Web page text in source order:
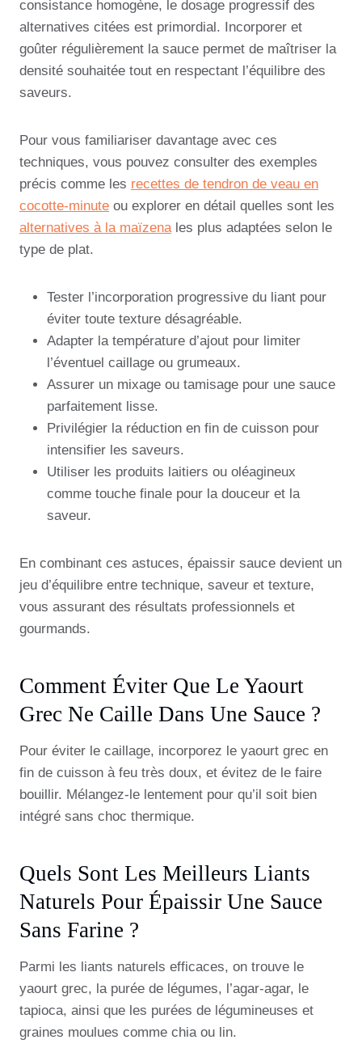
consistance homogène, le dosage progressif des
alternatives citées est primordial. Incorporer et
goûter régulièrement la sauce permet de maîtriser la
densité souhaitée tout en respectant l’équilibre des
saveurs.
Pour vous familiariser davantage avec ces
techniques, vous pouvez consulter des exemples
précis comme les recettes de tendron de veau en
cocotte-minute ou explorer en détail quelles sont les
alternatives à la maïzenales plus adaptées selon le
type de plat.
Tester l’incorporation progressive du liant pour
éviter toute texture désagréable.
Adapter la température d’ajout pour limiter
l’éventuel caillage ou grumeaux.
Assurer un mixage ou tamisage pour une sauce
parfaitement lisse.
Privilégier la réduction en fin de cuisson pour
intensifier les saveurs.
Utiliser les produits laitiers ou oléagineux
comme touche finale pour la douceur et la
saveur.
En combinant ces astuces, épaissir sauce devient un
jeu d’équilibre entre technique, saveur et texture,
vous assurant des résultats professionnels et
gourmands.
Comment Éviter Que Le Yaourt
Grec Ne Caille Dans Une Sauce ?
Pour éviter le caillage, incorporez le yaourt grec en
fin de cuisson à feu très doux, et évitez de le faire
bouillir. Mélangez-le lentement pour qu’il soit bien
intégré sans choc thermique.
Quels Sont Les Meilleurs Liants
Naturels Pour Épaissir Une Sauce
Sans Farine ?
Parmi les liants naturels efficaces, on trouve le
yaourt grec, la purée de légumes, l’agar-agar, le
tapioca, ainsi que les purées de légumineuses et
graines moulues comme chia ou lin.